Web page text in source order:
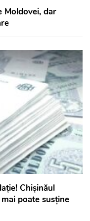
Moldovei, dar
Chișinăul
poate susține